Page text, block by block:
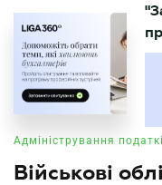
БУХГАЛТЕР
Адміністрування
Військові